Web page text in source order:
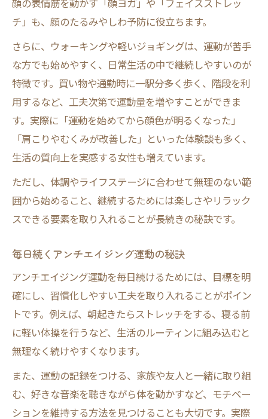
顔の表情筋を動かす「顔ヨガ」や「フェイスストレッ
チ」も、顔のたるみやしわ予防に役立ちます。
さらに、ウォーキングや軽いジョギングは、運動が苦手
な方でも始めやすく、日常生活の中で継続しやすいのが
特徴です。買い物や通勤時に一駅分多く歩く、階段を利
用するなど、工夫次第で運動量を増やすことができま
す。実際に「運動を始めてから顔色が明るくなった」
「肩こりやむくみが改善した」といった体験談も多く、
生活の質向上を実感する女性も増えています。
ただし、体調やライフステージに合わせて無理のない範
囲から始めること、継続するためには楽しさやリラック
スできる要素を取り入れることが長続きの秘訣です。
毎日続くアンチエイジング運動の秘訣
アンチエイジング運動を毎日続けるためには、目標を明
確にし、習慣化しやすい工夫を取り入れることがポイン
トです。例えば、朝起きたらストレッチをする、寝る前
に軽い体操を行うなど、生活のルーティンに組み込むと
無理なく続けやすくなります。
また、運動の記録をつける、家族や友人と一緒に取り組
む、好きな音楽を聴きながら体を動かすなど、モチベー
ションを維持する方法を見つけることも大切です。実際